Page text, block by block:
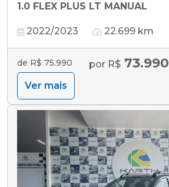
1.0 FLEX PLUS LT MANUAL
2022/2023 22.699 km
de R$ 75.990 por R$ 73.990
Ver mais